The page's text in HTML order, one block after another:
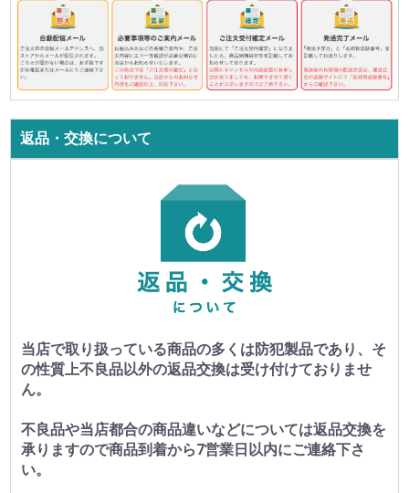
返品・交換について
当店で取り扱っている商品の多くは防犯製品であり、そ
の性質上不良品以外の返品交換は受け付けておりませ
ん。
不良品や当店都合の商品違いなどについては返品交換を
承りますので商品到着から7営業日以内にご連絡下さ
い。